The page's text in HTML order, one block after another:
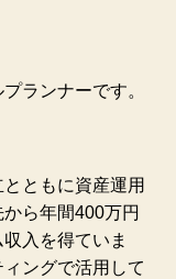
ランナーです。
ともに資産運用
ら年間400万円
入を得ていま
ングで活用して